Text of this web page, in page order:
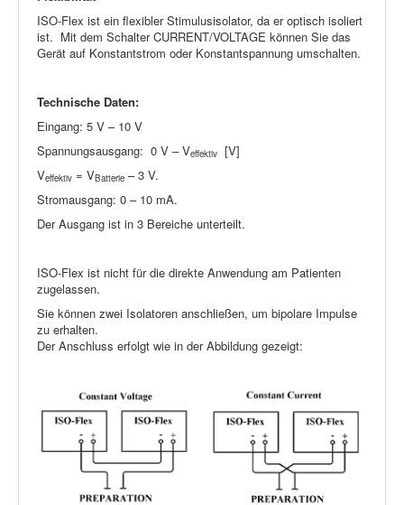
ISO-Flex ist ein flexibler Stimulusisolator, da er optisch isoliert
ist. Mit dem Schalter CURRENT/VOLTAGE können Sie das
Gerät auf Konstantstrom oder Konstantspannung umschalten.
Technische Daten:
Eingang: 5 V – 10 V
Spannungsausgang: 0 V – Veffektiv [V]
Veffektiv = VBatterie – 3 V.
Stromausgang: 0 – 10 mA.
Der Ausgang ist in 3 Bereiche unterteilt.
ISO-Flex ist nicht für die direkte Anwendung am Patienten
zugelassen.
Sie können zwei Isolatoren anschließen, um bipolare Impulse
zu erhalten.
Der Anschluss erfolgt wie in der Abbildung gezeigt: